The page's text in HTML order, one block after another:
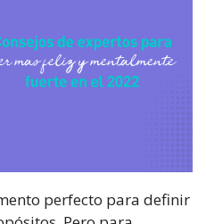
perfecto para definir